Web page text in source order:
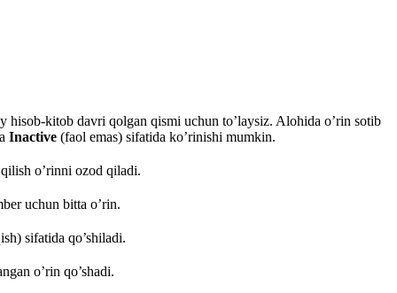
hisob-kitob davri qolgan qismi uchun to’laysiz. Alohida o’rin sotib
Inactive (faol emas) sifatida ko’rinishi mumkin.
o’rinni ozod qiladi.
uchun bitta o’rin.
sifatida qo’shiladi.
o’rin qo’shadi.